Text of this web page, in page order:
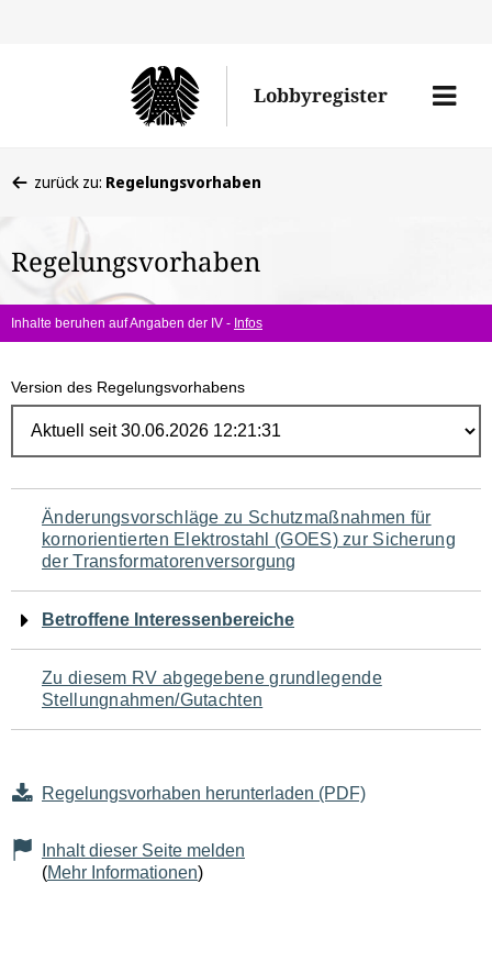
Lobbyregister
Menü
befinden
hier:
zurück zu: Regelungsvorhaben
Regelungsvorhaben
Inhalte beruhen auf Angaben der IV - Infos
Version des Regelungsvorhabens
Navigation
für
den
Seiteninhalt
Änderungsvorschläge zu Schutzmaßnahmen für
kornorientierten Elektrostahl (GOES) zur Sicherung
der Transformatorenversorgung
Betroffene Interessenbereiche
Zu diesem RV abgegebene grundlegende
Stellungnahmen/Gutachten
Regelungsvorhaben herunterladen (PDF)
Inhalt dieser Seite melden
(Mehr Informationen)